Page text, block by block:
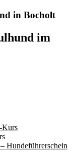
in Bocholt
im
Kurs
Hundeführerschein